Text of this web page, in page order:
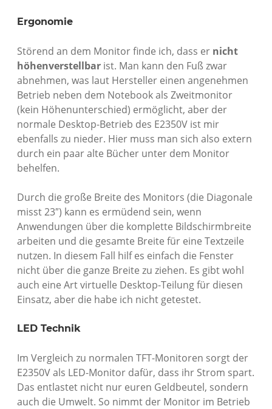
Ergonomie
Störend an dem Monitor finde ich, dass er nicht
höhenverstellbar ist. Man kann den Fuß zwar
abnehmen, was laut Hersteller einen angenehmen
Betrieb neben dem Notebook als Zweitmonitor
(kein Höhenunterschied) ermöglicht, aber der
normale Desktop-Betrieb des E2350V ist mir
ebenfalls zu nieder. Hier muss man sich also extern
durch ein paar alte Bücher unter dem Monitor
behelfen.
Durch die große Breite des Monitors (die Diagonale
misst 23″) kann es ermüdend sein, wenn
Anwendungen über die komplette Bildschirmbreite
arbeiten und die gesamte Breite für eine Textzeile
nutzen. In diesem Fall hilf es einfach die Fenster
nicht über die ganze Breite zu ziehen. Es gibt wohl
auch eine Art virtuelle Desktop-Teilung für diesen
Einsatz, aber die habe ich nicht getestet.
LED Technik
Im Vergleich zu normalen TFT-Monitoren sorgt der
E2350V als LED-Monitor dafür, dass ihr Strom spart.
Das entlastet nicht nur euren Geldbeutel, sondern
auch die Umwelt. So nimmt der Monitor im Betrieb